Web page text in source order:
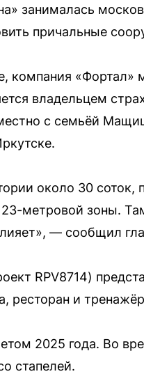
занималась
причальные
компания
владельцем
с семьёй
около 30
метровой зоны.
— сообщил
RPV8714)
ресторан и
2025 года. Во
стапелей.